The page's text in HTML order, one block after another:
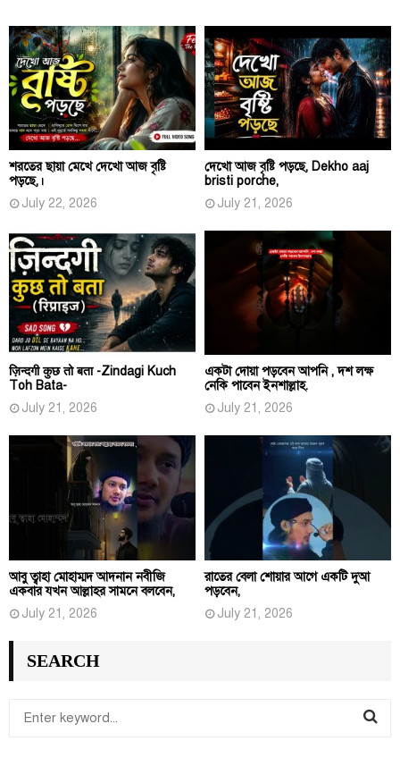
শরতের ছায়া মেখে দেখো আজ বৃষ্টি
পড়ছে,।
July 22, 2026
দেখো আজ বৃষ্টি পড়ছে, Dekho aaj
bristi porche,
July 21, 2026
ज़िन्दगी कुछ तो बता -Zindagi Kuch
Toh Bata-
July 21, 2026
একটা দোয়া পড়বেন আপনি , দশ লক্ষ
নেকি পাবেন ইনশাল্লাহ.
July 21, 2026
আবু ত্বাহা মোহাম্মদ আদনান নবীজি
একবার যখন আল্লাহর সামনে বলবেন,
July 21, 2026
রাতের বেলা শোয়ার আগে একটি দুআ
পড়বেন,
July 21, 2026
SEARCH